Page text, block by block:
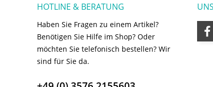
HOTLINE & BERATUNG
Haben Sie Fragen zu einem Artikel?
Benötigen Sie Hilfe im Shop? Oder
möchten Sie telefonisch bestellen? Wir
sind für Sie da.